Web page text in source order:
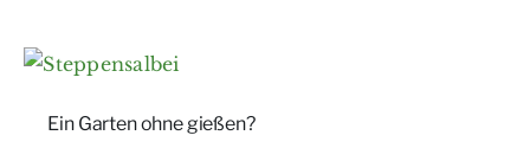
Ein Garten ohne gießen?